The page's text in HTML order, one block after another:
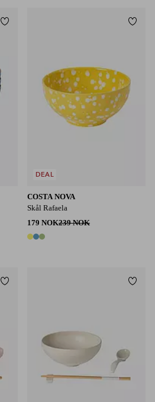
Legg til favoritter
COSTA NOVA
Skål Rafaela
179 NOK239 NOK
3 farger
DEAL
Legg til favoritter